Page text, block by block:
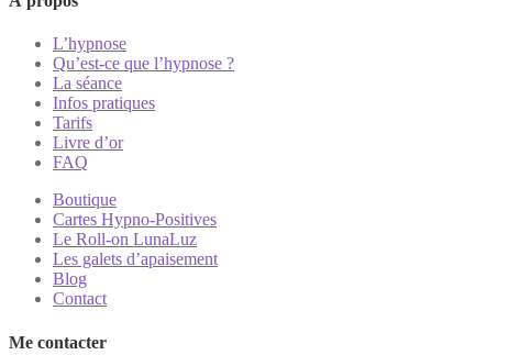
L’hypnose
Qu’est-ce que l’hypnose ?
La séance
Infos pratiques
Tarifs
Livre d’or
FAQ
Boutique
Cartes Hypno-Positives
Le Roll-on LunaLuz
Les galets d’apaisement
Blog
Contact
Me contacter